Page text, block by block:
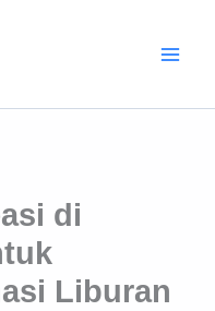
di
Liburan